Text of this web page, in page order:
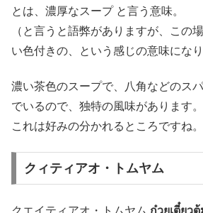
とは、濃厚なスープ と言う意味。
（と言うと語弊がありますが、この
い色付きの、という感じの意味になり
濃い茶色のスープで、八角などのス
でいるので、独特の風味があります。
これは好みの分かれるところですね。
クィティアオ・トムヤム
クエイティアオ・トムヤム ก๋วยเตี๋ยว